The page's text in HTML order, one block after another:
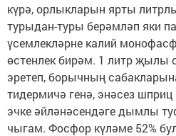
күрә, орлыкларын ярты
турыдан-туры берәмләп яки
үсемлекләрне калий
өстенлек бирәм. 1 литр җылы
эретеп, борычның
тидермичә генә, энәсез
эчке әйләнәсендәге дымлы
чыгам. Фосфор күләме 52%